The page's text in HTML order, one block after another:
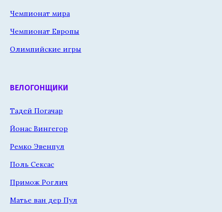
Чемпионат мира
Чемпионат Европы
Олимпийские игры
ВЕЛОГОНЩИКИ
Тадей Погачар
Йонас Вингегор
Ремко Эвенпул
Поль Сексас
Примож Роглич
Матье ван дер Пул